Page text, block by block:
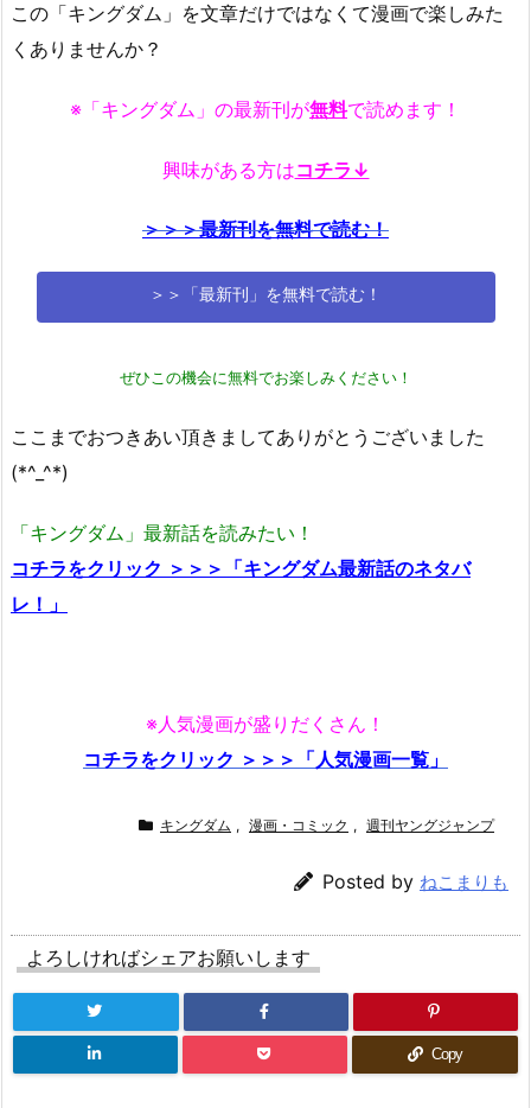
この「キングダム」を文章だけではなくて漫画で楽しみた
くありませんか？
※「キングダム」の最新刊が無料で読めます！
興味がある方はコチラ↓
＞＞＞最新刊を無料で読む！
＞＞「最新刊」を無料で読む！
ぜひこの機会に無料でお楽しみください！
ここまでおつきあい頂きましてありがとうございました
(*^_^*)
「キングダム」最新話を読みたい！
コチラをクリック ＞＞＞「キングダム最新話のネタバ
レ！」
※人気漫画が盛りだくさん！
コチラをクリック ＞＞＞「人気漫画一覧」
キングダム , 漫画・コミック , 週刊ヤングジャンプ
Posted by ねこまりも
よろしければシェアお願いします
Copy